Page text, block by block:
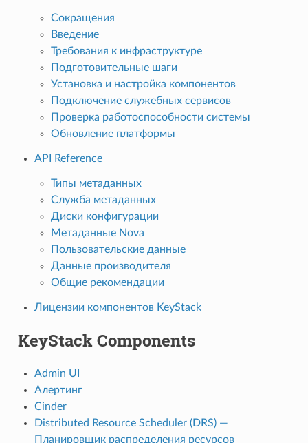
Сокращения
Введение
Требования к инфраструктуре
Подготовительные шаги
Установка и настройка компонентов
Подключение служебных сервисов
Проверка работоспособности системы
Обновление платформы
API Reference
Типы метаданных
Служба метаданных
Диски конфигурации
Метаданные Nova
Пользовательские данные
Данные производителя
Общие рекомендации
Лицензии компонентов KeyStack
KeyStack Components
Admin UI
Алертинг
Cinder
Distributed Resource Scheduler (DRS) —
Планировщик распределения ресурсов